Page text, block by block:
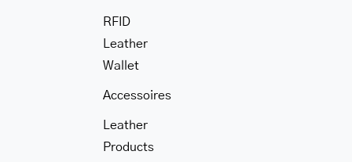
RFID
Leather
Wallet
Accessoires
Leather
Products